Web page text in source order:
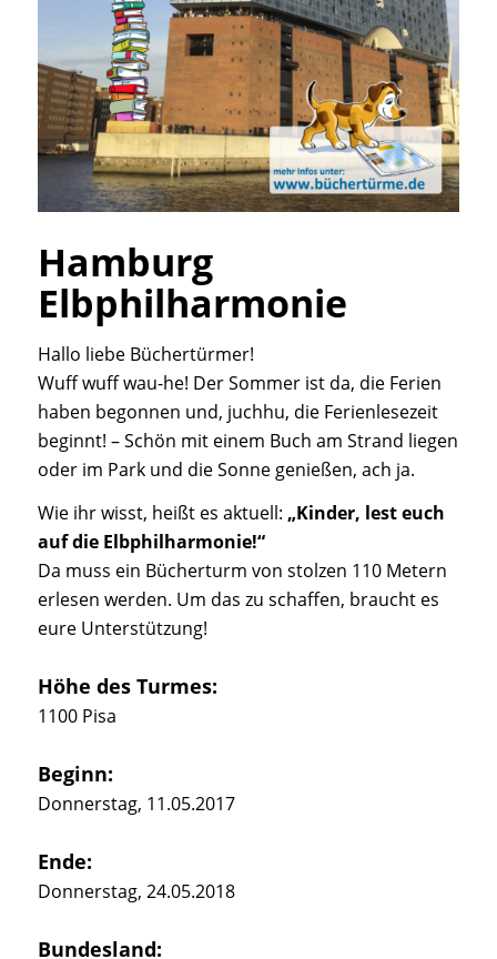
Hamburg
Elbphilharmonie
Hallo liebe Büchertürmer!
Wuff wuff wau-he! Der Sommer ist da, die Ferien
haben begonnen und, juchhu, die Ferienlesezeit
beginnt! – Schön mit einem Buch am Strand liegen
oder im Park und die Sonne genießen, ach ja.
Wie ihr wisst, heißt es aktuell: „Kinder, lest euch
auf die Elbphilharmonie!“
Da muss ein Bücherturm von stolzen 110 Metern
erlesen werden. Um das zu schaffen, braucht es
eure Unterstützung!
Höhe des Turmes:
1100 Pisa
Beginn:
Donnerstag, 11.05.2017
Ende:
Donnerstag, 24.05.2018
Bundesland: